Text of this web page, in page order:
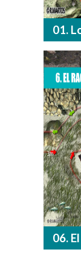
01.
06.